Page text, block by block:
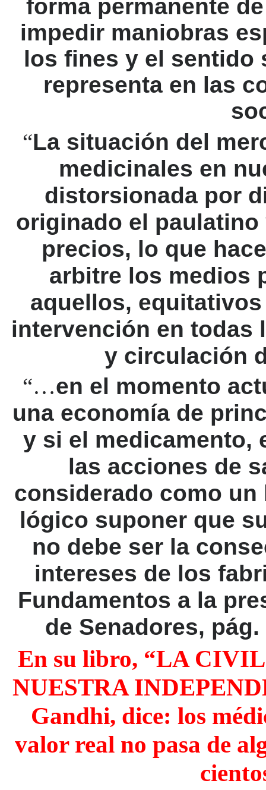
forma permanente
impedir maniobras
los fines y el sentido
representa en las
“La situación del
medicinales en
distorsionada por
originado el
precios, lo que
arbitre los medios
aquellos,
intervención en todas
y circulación
“…en el momento
una economía de
y si el medicamento,
las acciones de
considerado como
lógico suponer que
no debe ser la
intereses de los
Fundamentos a la
de Senadores,
En su libro, “LA
NUESTRA
Gandhi, dice: los
valor real no pasa de